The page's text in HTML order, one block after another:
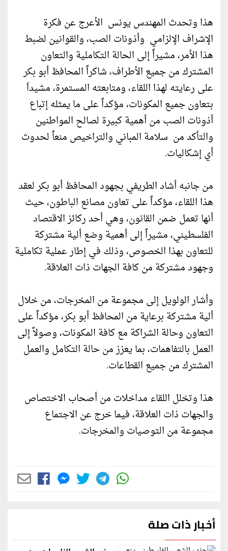
هذا وتحدث المهندس يونس الأعرج عن فكرة
الإشراف الإلزامي وأذونات الصب، والقوانين لضبط
هذا الأمر، مشيراً إلى الحالة التكاملية والتعاون
المشترك من جميع الأطراف، شاكراً المحافظ أبو بكر
على رعايته لهذا اللقاء، ومتابعته المستمرة، مشيداَ
بتعاون جميع المكونات، مؤكداً على ما يمثله إتباع
أذونات الصب من أهمية كبيرة لصالح المواطنين
والتأكد من سلامة المباني والتراخيص منعاً لحدوث
أي إشكاليات.
من جانبه أشاد الطريفي بجهود المحافظ أبو بكر لعقد
هذا اللقاء، مؤكداً على تعاون مصانع الباطون، حيث
أنها تعمل ضمن القانون، وهي أحد ركائز الاقتصاد
الفلسطيني، مشيراً إلى أهمية وضع ألية مشتركة
للتعاون بهذا الخصوص، وذلك في إطار عملية تكاملية
وجهود مشتركة من كافة الجهات ذات العلاقة.
وأشار الولويل إلى مجموعة من المخرجات، من خلال
ألية مشتركة برعاية من المحافظ أبو بكر، مؤكداً على
التعاون وحالة الشراكة مع كافة المكونات، وصولاً إلى
العمل بالتفاهمات، بما يعزز من حالة التكامل والعمل
المشترك من جميع القطاعات.
هذا وتخلل اللقاء مداخلات من أصحاب الاختصاص
والجهات ذات العلاقة، فيما خرج عن الاجتماع
مجموعة من التوصيات والمخرجات.
أخبار ذات صلة